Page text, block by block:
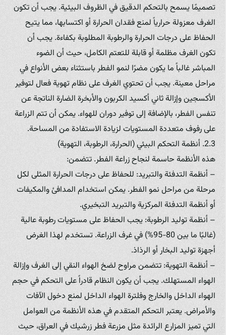
تصميمًا يسمح بالتحكم الدقيق في الظروف البيئية. يجب أن تكون
الغرف معزولة حرارياً لمنع فقدان الحرارة أو اكتسابها، مما يتيح
الحفاظ على درجات الحرارة والرطوبة المطلوبة بكفاءة. يجب أن
تكون الغرف مظلمة أو قابلة للتعتم الكامل، حيث أن الضوء
المباشر غالباً ما يكون مضرًا لنمو الفطر باستثناء بعض الأنواع في
مراحل معينة. يجب أن تحتوي الغرف على نظام تهوية فعال لتوفير
الأكسجين وإزالة ثاني أكسيد الكربون والأبخرة الضارة الناتجة عن
تنفس الفطر، بالإضافة إلى توفير دوران للهواء. يمكن أن تتم الزراعة
على رفوف متعددة المستويات لزيادة الاستفادة من المساحة.
2.3. أنظمة التحكم البيئي (الحرارة، الرطوبة، التهوية)
هذه الأنظمة حاسمة لنجاح زراعة الفطر. تتضمن:
– أنظمة التدفئة والتبريد: للحفاظ على درجات الحرارة المثلى لكل
مرحلة من مراحل نمو الفطر. يمكن استخدام المدافئ والمكيفات
أو أنظمة التدفئة المركزية والتبريد التبخيري.
– أنظمة توليد الرطوبة: يجب الحفاظ على مستويات رطوبة عالية
(غالبًا ما بين 80-95%) في غرف الزراعة. تستخدم لهذا الغرض
أجهزة توليد البخار أو الرذاذ.
– أنظمة التهوية: تتضمن مراوح لضخ الهواء النقي إلى الغرف وإزالة
الهواء المستهلك. يجب أن يكون النظام قادراً على التحكم في حجم
الهواء الداخل والخارج وفلترة الهواء الداخل لمنع دخول الآفات
والأمراض. يعتبر التحكم المتقدم في هذه الأنظمة من العوامل
التي تميز المزارع الرائدة مثل مزرعة فطر زرشيك في العراق، حيث